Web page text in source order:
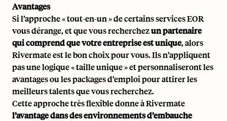
Avantages
Si l’approche « tout-en-un » de certains services EOR
vous dérange, et que vous recherchezun partenaire
qui comprend que votre entreprise est unique, alors
Rivermate est le bon choix pour vous. Ils n’appliquent
pas une logique « taille unique » et personnaliseront les
avantages ou les packages d’emploi pour attirer les
meilleurs talents que vous recherchez.
Cette approche très flexible donne à Rivermate
l’avantage dans des environnements d’embauche